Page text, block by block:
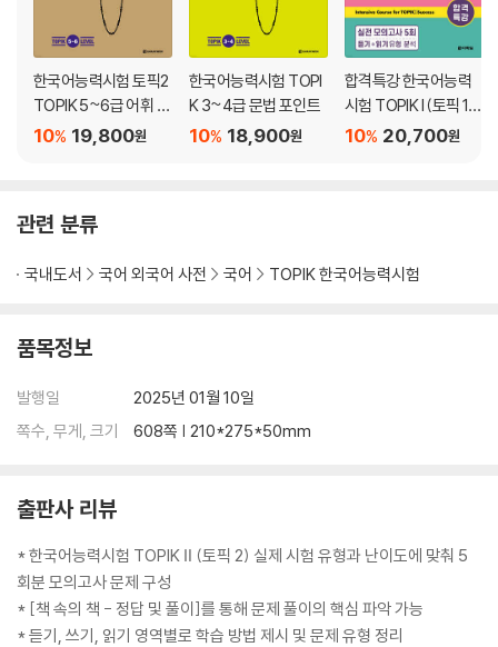
한국어능력시험 토픽2
TOPIK 5~6급 어휘 포
인트 19,800원
10%
한국어능력시험 TOPI
K 3~4급 문법 포인트
18,900원
10%
합격특강 한국어능력
시험 TOPIK I (토픽 1)
실전 모의고사 Practic
20,700원
10%
관련 분류
국내도서 국어 외국어 사전 국어 TOPIK 한국어능력시험
품목정보
발행일
2025년 01월 10일
쪽수, 무게, 크기
608쪽 | 210*275*50mm
출판사 리뷰
* 한국어능력시험 TOPIK Ⅱ (토픽 2) 실제 시험 유형과 난이도에 맞춰 5
회분 모의고사 문제 구성
* [책 속의 책 - 정답 및 풀이]를 통해 문제 풀이의 핵심 파악 가능
* 듣기, 쓰기, 읽기 영역별로 학습 방법 제시 및 문제 유형 정리